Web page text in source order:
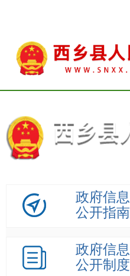
政府信息
公开指南
政府信息
公开制度